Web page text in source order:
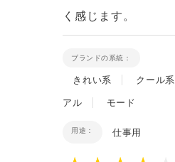
く感じます。
ブランドの系統：
きれい系 クール系
アル モード
用途： 仕事用